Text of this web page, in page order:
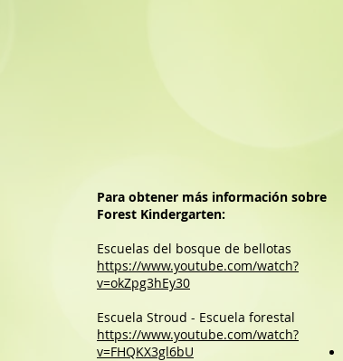
Para obtener más información sobre
Forest Kindergarten:
Escuelas del bosque de bellotas
https://www.youtube.com/watch?
v=okZpg3hEy30
Escuela Stroud - Escuela forestal
https://www.youtube.com/watch?
v=FHQKX3gl6bU